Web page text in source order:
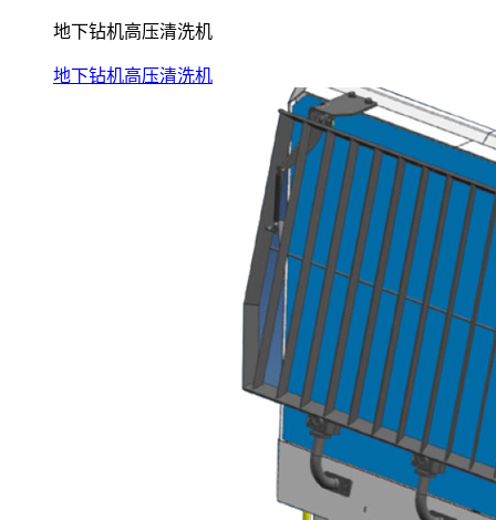
地下钻机高压清洗机
地下钻机高压清洗机